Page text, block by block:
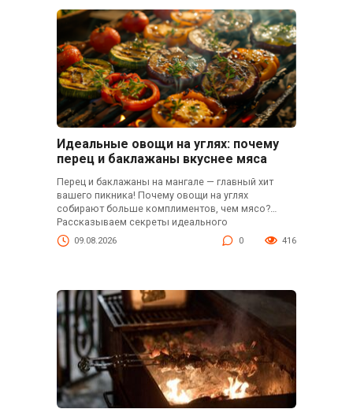
Идеальные овощи на углях: почему
перец и баклажаны вкуснее мяса
Перец и баклажаны на мангале — главный хит
вашего пикника! Почему овощи на углях
собирают больше комплиментов, чем мясо?
Рассказываем секреты идеального
приготовления: обжиг, соусы и подача. 6
рецептов, которые заставят ваших гостей забыть
09.08.2026 0 416